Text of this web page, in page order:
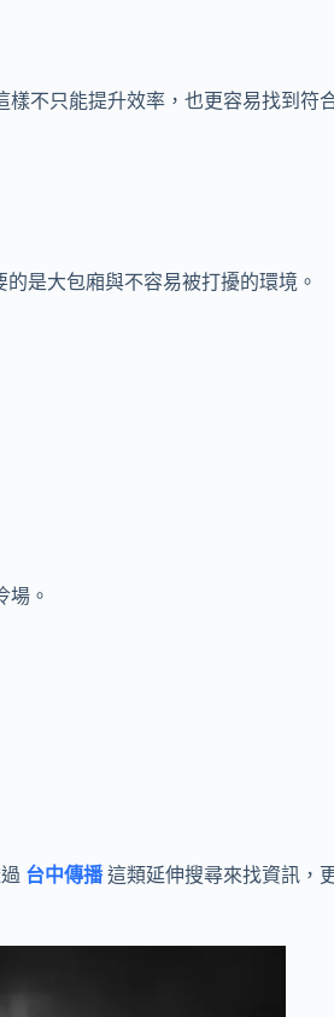
不只能提升效率，也更容易找到符
是大包廂與不容易被打擾的環境。
場。
台中傳播 這類延伸搜尋來找資訊，